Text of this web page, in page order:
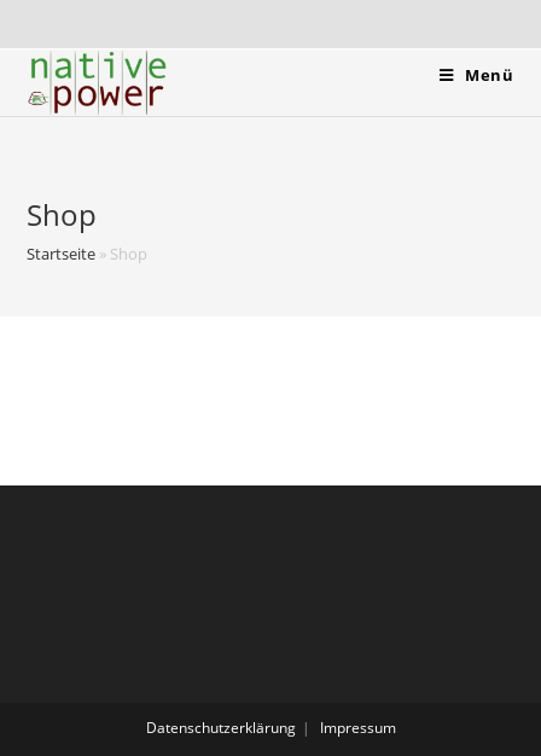
Menü
Shop
Startseite » Shop
Datenschutzerklärung Impressum